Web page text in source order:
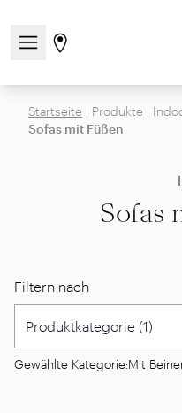
Navigationsmenü
Gehen Sie zur Store-
Startseite | Produkte |
Sofas mit Füßen
Sofas
Filtern nach
Gewählte Kategorie:Mit